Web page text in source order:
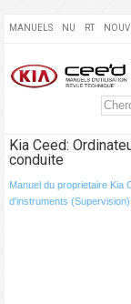
MANUELS NU RT
Kia Ceed:
conduite
Manuel du proprietaire Kia
d'instruments (Supervision)